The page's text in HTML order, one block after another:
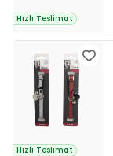
Hızlı Teslimat
Hızlı Teslimat